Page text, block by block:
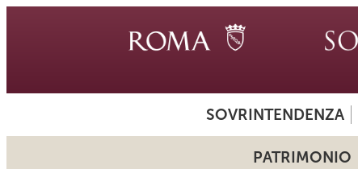
SOVRINTENDENZA
PATRIMONIO